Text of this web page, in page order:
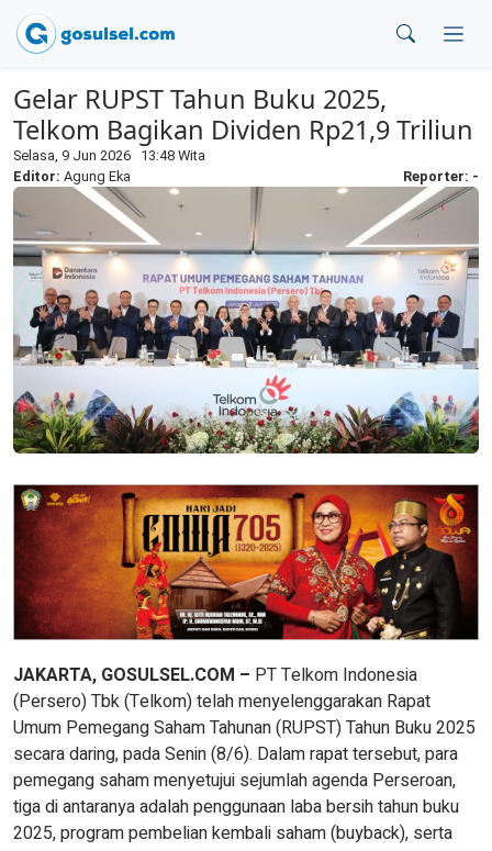
Gelar RUPST Tahun Buku 2025,
Telkom Bagikan Dividen Rp21,9 Triliun
Selasa, 9 Jun 2026 13:48 Wita
Editor: Agung Eka Reporter: -
JAKARTA, GOSULSEL.COM – PT Telkom Indonesia
(Persero) Tbk (Telkom) telah menyelenggarakan Rapat
Umum Pemegang Saham Tahunan (RUPST) Tahun Buku 2025
secara daring, pada Senin (8/6). Dalam rapat tersebut, para
pemegang saham menyetujui sejumlah agenda Perseroan,
tiga di antaranya adalah penggunaan laba bersih tahun buku
2025, program pembelian kembali saham (buyback), serta